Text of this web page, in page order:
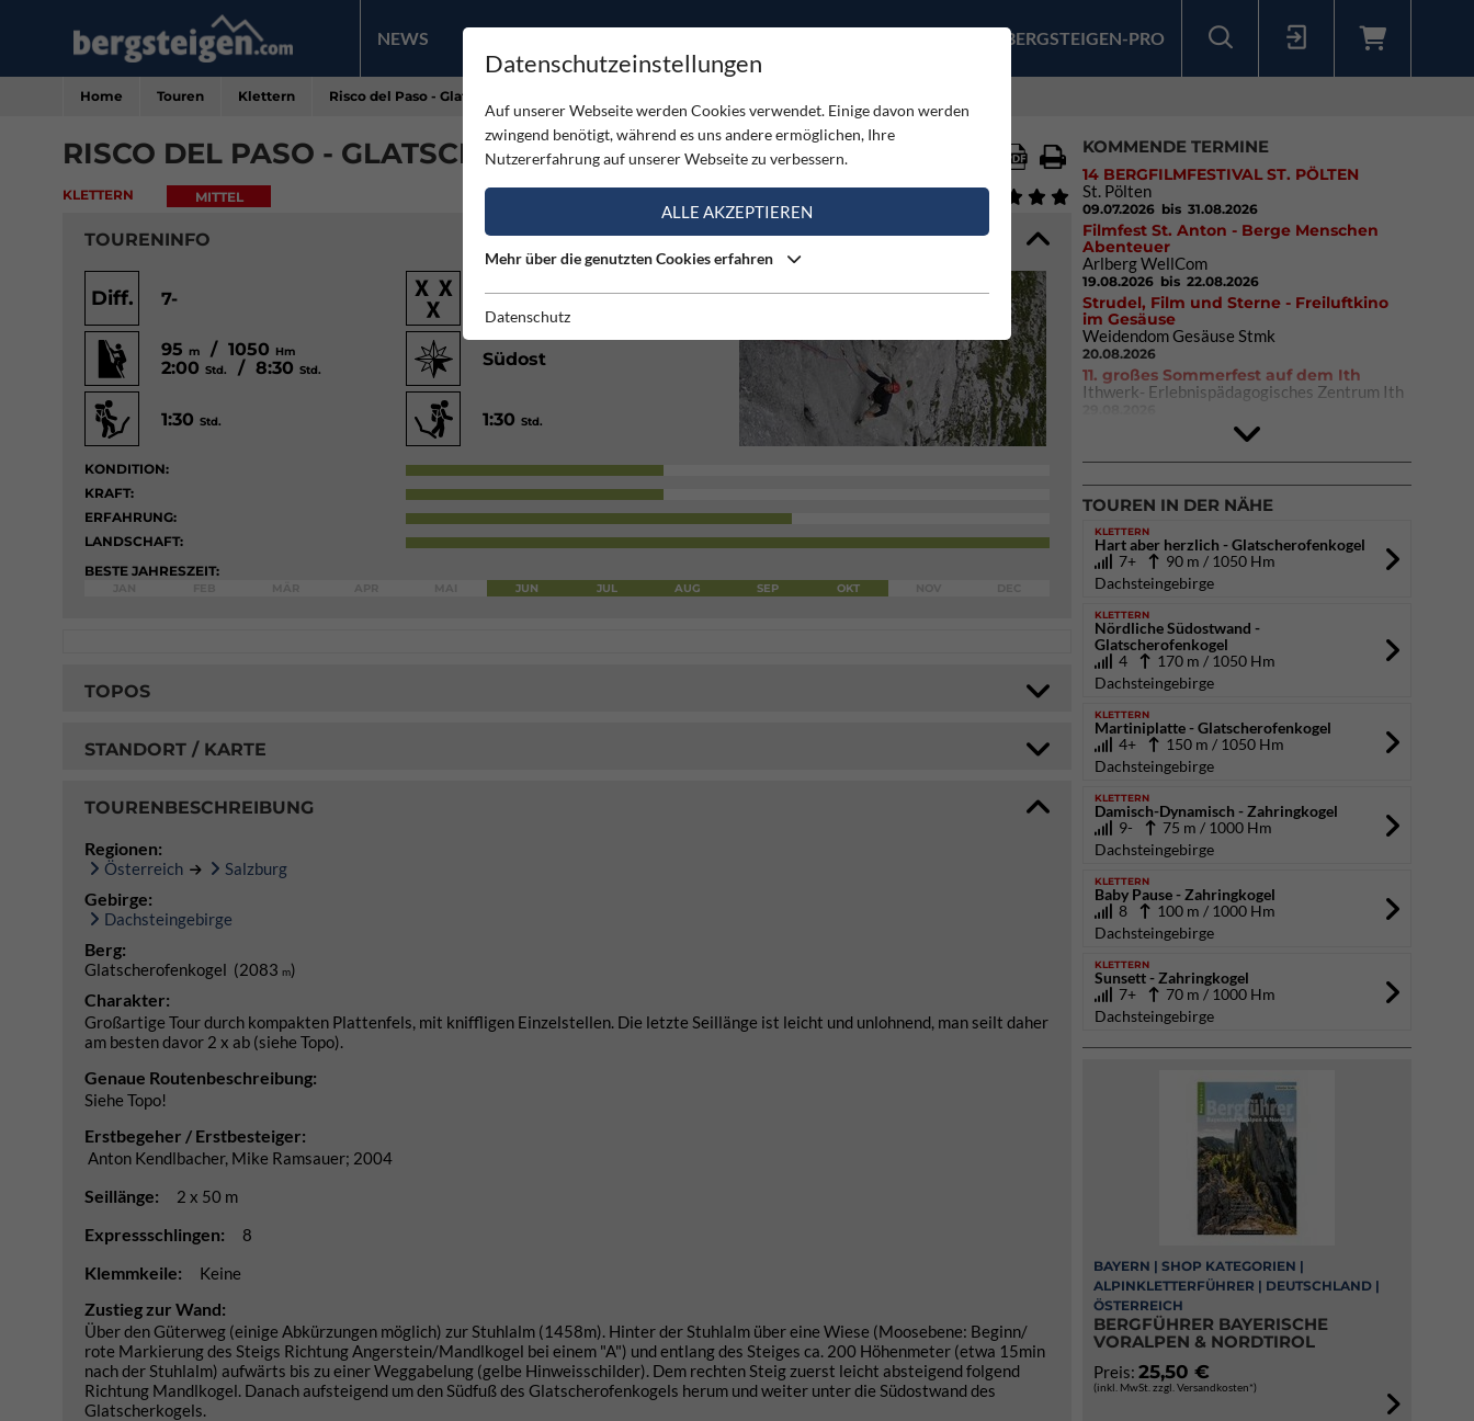
NEWS PRODUKTE BERGSTEIGEN-PRO
Home Touren Klettern Risco del Paso - Glatscherofenkogel
RISCO DEL PASO - GLATSCHEROFENKOGEL
KLETTERN MITTEL
TOURENINFO
Diff. 7- Gut
95m / 1050 Hm
2:00Std. / 8:30Std.
Südost
1:30Std. 1:30Std.
KONDITION:
KRAFT:
ERFAHRUNG:
LANDSCHAFT:
BESTE JAHRESZEIT:
JUN JUL AUG SEP OKT
TOPOS
STANDORT / KARTE
TOURENBESCHREIBUNG
Regionen:
Österreich Salzburg
Gebirge:
Dachsteingebirge
Berg:
Glatscherofenkogel (2083 m)
Charakter:
Großartige Tour durch kompakten Plattenfels, mit kniffligen Einzelstellen. Die letzte Seillänge ist leicht und unlohnend, man seilt daher
am besten davor 2 x ab (siehe Topo).
Genaue Routenbeschreibung:
Siehe Topo!
Erstbegeher / Erstbesteiger:
Anton Kendlbacher, Mike Ramsauer; 2004
Seillänge: 2 x 50 m
Expressschlingen: 8
Klemmkeile: Keine
Zustieg zur Wand:
Über den Güterweg (einige Abkürzungen möglich) zur Stuhlalm (1458m). Hinter der Stuhlalm über eine Wiese (Moosebene: Beginn/
rote Markierung des Steigs Richtung Angerstein/Mandlkogel bei einem "A") und entlang des Steiges ca. 200 Höhenmeter (etwa 15min
nach der Stuhlalm) aufwärts bis zu einer Weggabelung (gelbe Hinweisschilder). Dem rechten Steig zuerst leicht absteigend folgend
Richtung Mandlkogel. Danach aufsteigend um den Südfuß des Glatscherofenkogels herum und weiter unter die Südostwand des
Glatscherkogels.
KOMMENDE TERMINE
14 BERGFILMFESTIVAL ST. PÖLTEN
St. Pölten
09.07.2026 bis 31.08.2026
Filmfest St. Anton - Berge Menschen
Abenteuer
Arlberg WellCom
19.08.2026 bis 22.08.2026
Strudel, Film und Sterne - Freiluftkino
im Gesäuse
Weidendom Gesäuse Stmk
20.08.2026
11. großes Sommerfest auf dem Ith
Ithwerk- Erlebnispädagogisches Zentrum Ith
02.10.2026bis 04.10.2026
TOUREN IN DER NÄHE
KLETTERN
Hart aber herzlich - Glatscherofenkogel
7+
90 m / 1050 Hm
Dachsteingebirge
KLETTERN
Nördliche Südostwand -
Glatscherofenkogel
4
170 m / 1050 Hm
Dachsteingebirge
KLETTERN
Martiniplatte - Glatscherofenkogel
4+
150 m / 1050 Hm
Dachsteingebirge
KLETTERN
Damisch-Dynamisch - Zahringkogel
9-
75 m / 1000 Hm
Dachsteingebirge
KLETTERN
Baby Pause - Zahringkogel
8
100 m / 1000 Hm
Dachsteingebirge
KLETTERN
Sunsett - Zahringkogel
7+
70 m / 1000 Hm
Dachsteingebirge
BAYERN | SHOP KATEGORIEN |
ALPINKLETTERFÜHRER | DEUTSCHLAND |
ÖSTERREICH
BERGFÜHRER BAYERISCHE
VORALPEN & NORDTIROL
Preis: 25,50 €
(inkl. MwSt. zzgl. Versandkosten*)
Datenschutzeinstellungen
Auf unserer Webseite werden Cookies verwendet. Einige davon werden
zwingend benötigt, während es uns andere ermöglichen, Ihre
Nutzererfahrung auf unserer Webseite zu verbessern.
ALLE AKZEPTIEREN
Mehr über die genutzten Cookies erfahren
Datenschutz